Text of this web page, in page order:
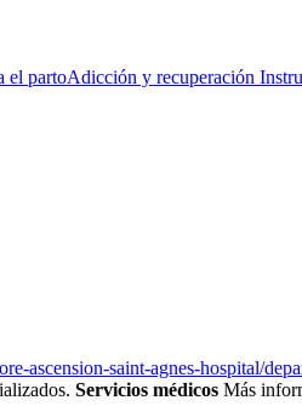
el partoAdicción y recuperación
ascension-saint-agnes-hospital/
Servicios médicos Más